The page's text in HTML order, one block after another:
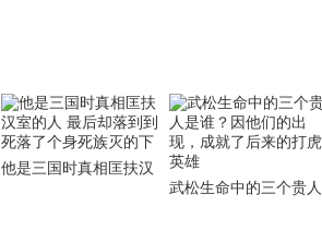
他是三国时真相匡扶汉
武松生命中的三个贵人